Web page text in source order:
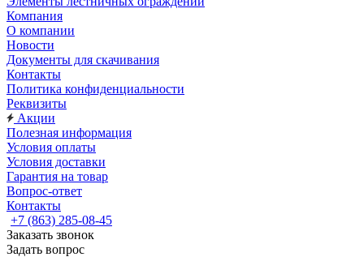
Компания
О компании
Новости
Документы для скачивания
Контакты
Политика конфиденциальности
Реквизиты
Акции
Полезная информация
Условия оплаты
Условия доставки
Гарантия на товар
Вопрос-ответ
Контакты
+7 (863) 285-08-45
Заказать звонок
Задать вопрос